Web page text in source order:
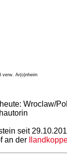
verw. Ar(o)nheim
Wroclaw/
seit
an der